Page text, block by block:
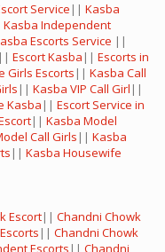
Service || Kasba
Kasba Independent
Escorts Service ||
|| Escort Kasba || Escorts in
Girls Escorts || Kasba Call
|| Kasba VIP Call Girl ||
Kasba || Escort Service in
|| Kasba Model
Call Girls || Kasba
|| Kasba Housewife
Escort|| Chandni Chowk
|| Chandni Chowk
Escorts || Chandni